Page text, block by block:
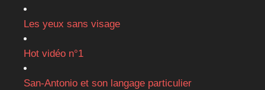
Les yeux sans visage
Hot vidéo n°1
San-Antonio et son langage particulier